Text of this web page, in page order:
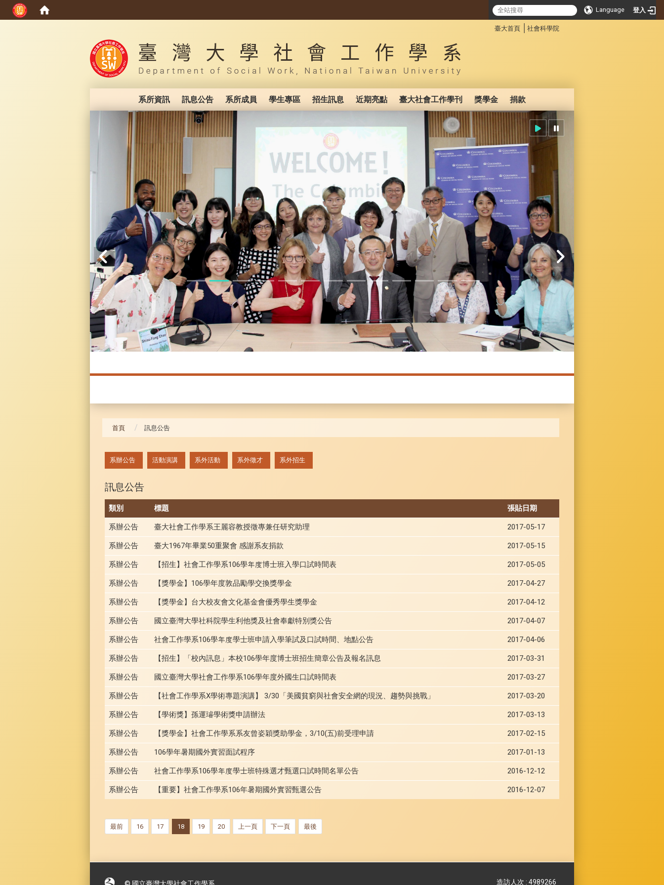
Language 登入
臺大首頁 社會科學院
系所資訊 訊息公告 系所成員 學生專區 招生訊息 近期亮點 臺大社會工作學刊 獎學金 捐款
首頁 訊息公告
系辦公告 活動演講 系外活動 系外徵才 系外招生
訊息公告
類別 標題 張貼日期
系辦公告 臺大社會工作學系王麗容教授徵專兼任研究助理 2017-05-17
系辦公告 臺大1967年畢業50重聚會 感謝系友捐款 2017-05-15
系辦公告 【招生】社會工作學系106學年度博士班入學口試時間表 2017-05-05
系辦公告 【獎學金】106學年度敦品勵學交換獎學金 2017-04-27
系辦公告 【獎學金】台大校友會文化基金會優秀學生獎學金 2017-04-12
系辦公告 國立臺灣大學社科院學生利他獎及社會奉獻特別獎公告 2017-04-07
系辦公告 社會工作學系106學年度學士班申請入學筆試及口試時間、地點公告 2017-04-06
系辦公告 【招生】「校內訊息」本校106學年度博士班招生簡章公告及報名訊息 2017-03-31
系辦公告 國立臺灣大學社會工作學系106學年度外國生口試時間表 2017-03-27
系辦公告 【社會工作學系X學術專題演講】 3/30「美國貧窮與社會安全網的現況、趨勢與挑戰」 2017-03-20
系辦公告 【學術獎】孫運璿學術獎申請辦法 2017-03-13
系辦公告 【獎學金】社會工作學系系友曾姿穎獎助學金，3/10(五)前受理申請 2017-02-15
系辦公告 106學年暑期國外實習面試程序 2017-01-13
系辦公告 社會工作學系106學年度學士班特殊選才甄選口試時間名單公告 2016-12-12
系辦公告 【重要】社會工作學系106年暑期國外實習甄選公告 2016-12-07
最前 16 17 18 19 20 上一頁 下一頁 最後
© 國立臺灣大學社會工作學系 造訪人次 : 4989266